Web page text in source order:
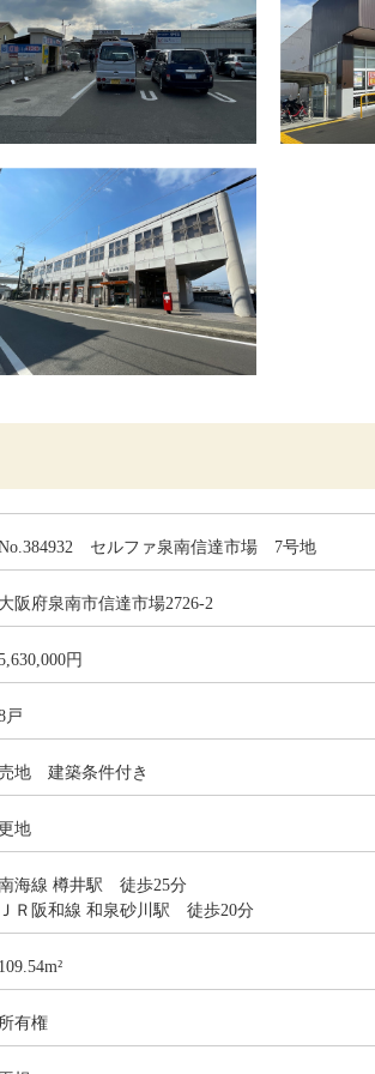
セルファ泉南信達市場 7号地
阪府泉南市信達市場2726-2
円
戸
地 建築条件付き
地
海線 樽井駅 徒歩25分
Ｒ阪和線 和泉砂川駅 徒歩20分
有権